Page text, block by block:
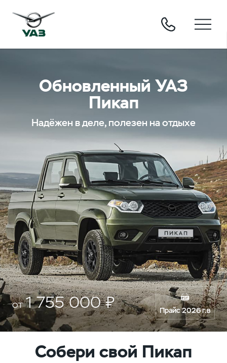
Обновленный УАЗ
Пикап
Надёжен в деле, полезен на отдыхе
от1 755 000 ₽ Прайс 2026 г.в
Собери свой Пикап